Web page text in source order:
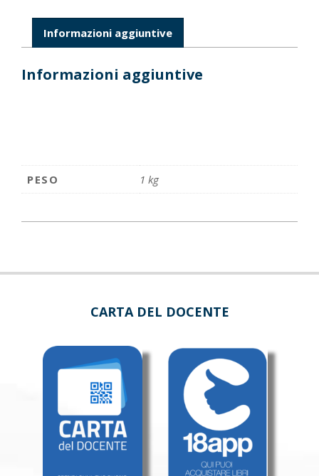
European
union
law
national
Informazioni aggiuntive
Informazioni aggiuntive
PESO 1 kg
CARTA DEL DOCENTE